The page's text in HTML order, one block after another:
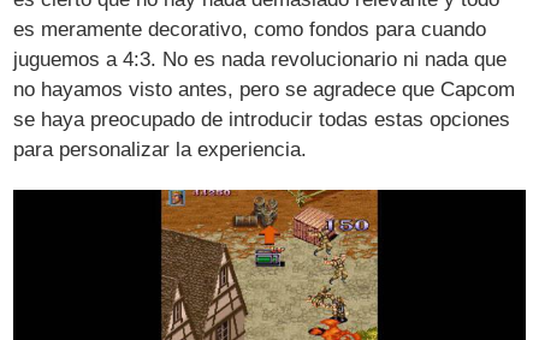
es meramente decorativo, como fondos para cuando
juguemos a 4:3. No es nada revolucionario ni nada que
no hayamos visto antes, pero se agradece que Capcom
se haya preocupado de introducir todas estas opciones
para personalizar la experiencia.